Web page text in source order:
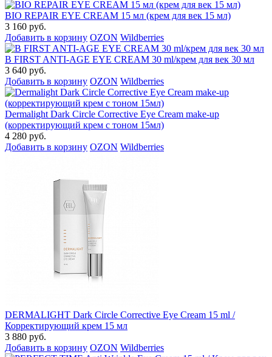
BIO REPAIR EYE CREAM 15 мл (крем для век 15 мл)
3 160 руб.
Добавить в корзину OZON Wildberries
B FIRST ANTI-AGE EYE CREAM 30 ml/крем для век 30 мл
3 640 руб.
Добавить в корзину OZON Wildberries
Dermalight Dark Circle Corrective Eye Cream make-up
(корректирующий крем с тоном 15мл)
4 280 руб.
Добавить в корзину OZON Wildberries
DERMALIGHT Dark Circle Corrective Eye Cream 15 ml /
Корректирующий крем 15 мл
3 880 руб.
Добавить в корзину OZON Wildberries